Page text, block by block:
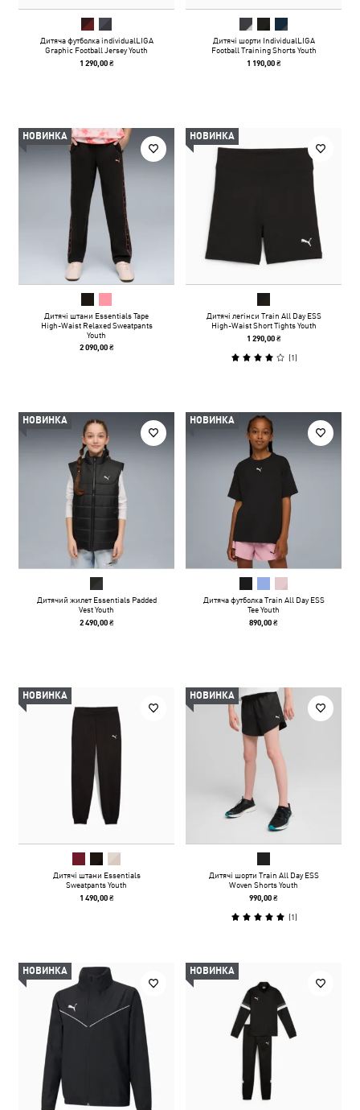
Дитяча футболка individualLIGA
Graphic Football Jersey Youth
1 290,00 ₴
Дитячі шорти IndividualLIGA
Football Training Shorts Youth
1 190,00 ₴
НОВИНКА
Дитячі штани Essentials Tape
High-Waist Relaxed Sweatpants
Youth
2 090,00 ₴
НОВИНКА
Дитячі легінси Train All Day ESS
High-Waist Short Tights Youth
1 290,00 ₴
(1)
НОВИНКА
Дитячий жилет Essentials Padded
Vest Youth
2 490,00 ₴
НОВИНКА
Дитяча футболка Train All Day ESS
Tee Youth
890,00 ₴
НОВИНКА
Дитячі штани Essentials
Sweatpants Youth
1 490,00 ₴
НОВИНКА
Дитячі шорти Train All Day ESS
Woven Shorts Youth
990,00 ₴
(1)
НОВИНКА НОВИНКА